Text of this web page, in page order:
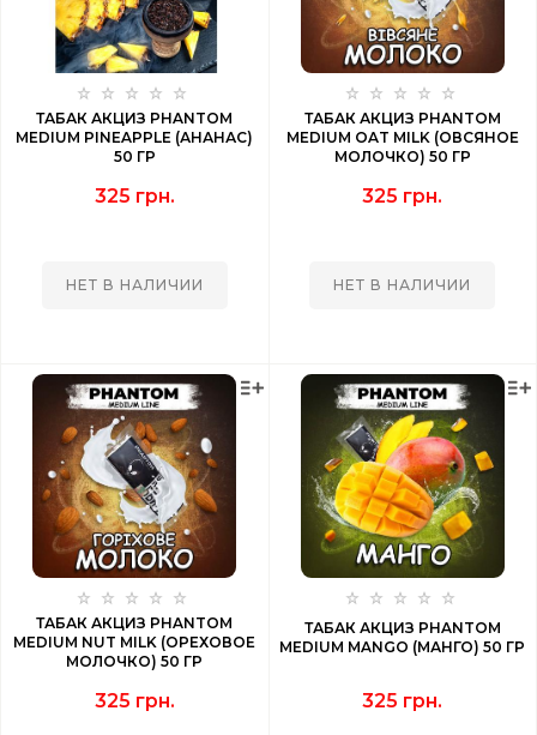
ТАБАК АКЦИЗ PHANTOM
MEDIUM PINEAPPLE (АНАНАС)
50 ГР
325 грн.
НЕТ В НАЛИЧИИ
ТАБАК АКЦИЗ PHANTOM
MEDIUM OAT MILK (ОВСЯНОЕ
МОЛОЧКО) 50 ГР
325 грн.
НЕТ В НАЛИЧИИ
ТАБАК АКЦИЗ PHANTOM
MEDIUM NUT MILK (ОРЕХОВОЕ
МОЛОЧКО) 50 ГР
325 грн.
ТАБАК АКЦИЗ PHANTOM
MEDIUM MANGO (МАНГО) 50 ГР
325 грн.